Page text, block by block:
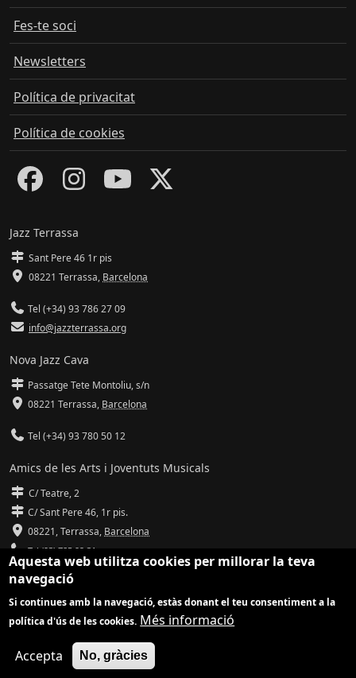
Fes-te soci
Newsletters
Política de privacitat
Política de cookies
Jazz Terrassa
Sant Pere 46 1r pis
08221 Terrassa, Barcelona
Tel (+34) 93 786 27 09
info@jazzterrassa.org
Nova Jazz Cava
Passatge Tete Montoliu, s/n
08221 Terrassa, Barcelona
Tel (+34) 93 780 50 12
Amics de les Arts i Joventuts Musicals
C/ Teatre, 2
C/ Sant Pere 46, 1r pis.
08221,Terrassa, Barcelona
Tel (93) 785 92 31
info@amicsdelesarts-jjmm.cat
www.amicsdelesarts-jjmm.cat
Adaptació de
Aquesta web utilitza cookies per millorar la teva
navegació
Si continues amb la navegació, estàs donant el teu consentiment a la
política d'ús de les cookies. Més informació
Accepta No, gràcies